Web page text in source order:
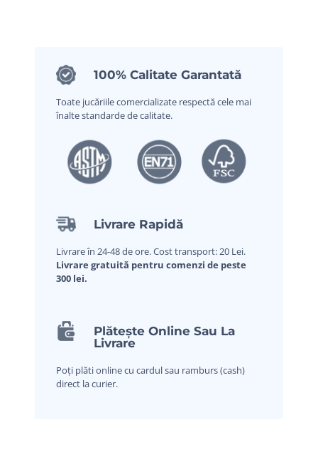
100% Calitate Garantată
Toate jucăriile comercializate respectă cele mai
înalte standarde de calitate.
Livrare Rapidă
Livrare în 24-48 de ore. Cost transport: 20 Lei.
Livrare gratuită pentru comenzi de peste
300 lei.
Plătește Online Sau La
Livrare
Poți plăti online cu cardul sau ramburs (cash)
direct la curier.